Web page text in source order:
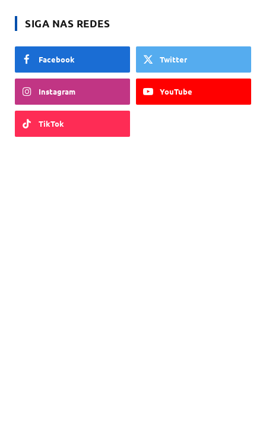
SIGA NAS REDES
Facebook Twitter
Instagram YouTube
TikTok